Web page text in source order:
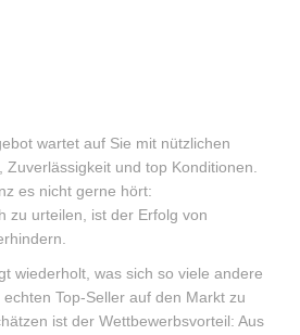
wartet auf Sie mit nützlichen
und top Konditionen.
es nicht gerne hört:
zu urteilen, ist der Erfolg von
wiederholt, was sich so viele andere
Top-Seller auf den Markt zu
ist der Wettbewerbsvorteil: Aus